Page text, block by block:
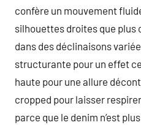
confère un mouvement
silhouettes droites que plus
dans des déclinaisons
structurante pour un effet
haute pour une allure
cropped pour laisser
parce que le denim n’est